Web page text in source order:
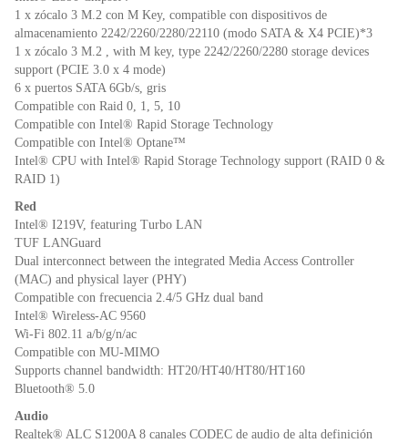
1 x zócalo 3 M.2 con M Key, compatible con dispositivos de
almacenamiento 2242/2260/2280/22110 (modo SATA & X4 PCIE)*3
1 x zócalo 3 M.2 , with M key, type 2242/2260/2280 storage devices
support (PCIE 3.0 x 4 mode)
6 x puertos SATA 6Gb/s, gris
Compatible con Raid 0, 1, 5, 10
Compatible con Intel® Rapid Storage Technology
Compatible con Intel® Optane™
Intel® CPU with Intel® Rapid Storage Technology support (RAID 0 &
RAID 1)
Red
Intel® I219V, featuring Turbo LAN
TUF LANGuard
Dual interconnect between the integrated Media Access Controller
(MAC) and physical layer (PHY)
Compatible con frecuencia 2.4/5 GHz dual band
Intel® Wireless-AC 9560
Wi-Fi 802.11 a/b/g/n/ac
Compatible con MU-MIMO
Supports channel bandwidth: HT20/HT40/HT80/HT160
Bluetooth® 5.0
Audio
Realtek® ALC S1200A 8 canales CODEC de audio de alta definición